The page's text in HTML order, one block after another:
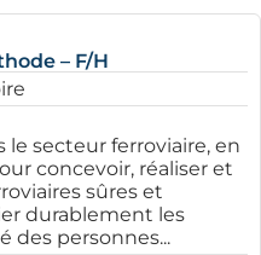
– F/H
secteur ferroviaire, en
concevoir, réaliser et
sûres et
durablement les
des personnes...